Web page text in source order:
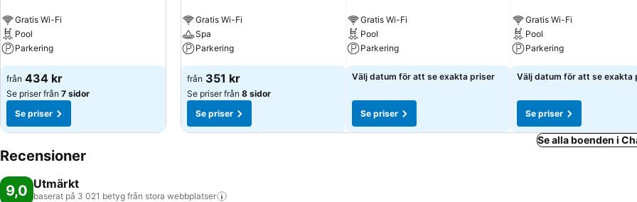
Gratis Wi-Fi
Pool
Parkering
från 434 kr
Se priser från 7 sidor
Se priser
Gratis Wi-Fi
Spa
Parkering
från 351 kr
Se priser från 8 sidor
Se priser
Gratis Wi-Fi
Pool
Parkering
Välj datum för att se exakta priser
Se priser
Gratis Wi-Fi
Pool
Parkering
Välj datum för att se exakta
Se priser
Se alla boenden i
Recensioner
9,0 Utmärkt
baserat på 3 021 betyg från stora webbplatser